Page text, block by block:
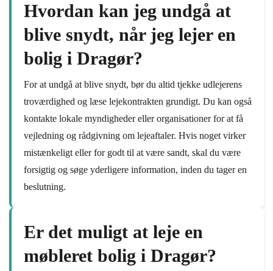
Hvordan kan jeg undgå at
blive snydt, når jeg lejer en
bolig i Dragør?
For at undgå at blive snydt, bør du altid tjekke udlejerens
troværdighed og læse lejekontrakten grundigt. Du kan også
kontakte lokale myndigheder eller organisationer for at få
vejledning og rådgivning om lejeaftaler. Hvis noget virker
mistænkeligt eller for godt til at være sandt, skal du være
forsigtig og søge yderligere information, inden du tager en
beslutning.
Er det muligt at leje en
møbleret bolig i Dragør?